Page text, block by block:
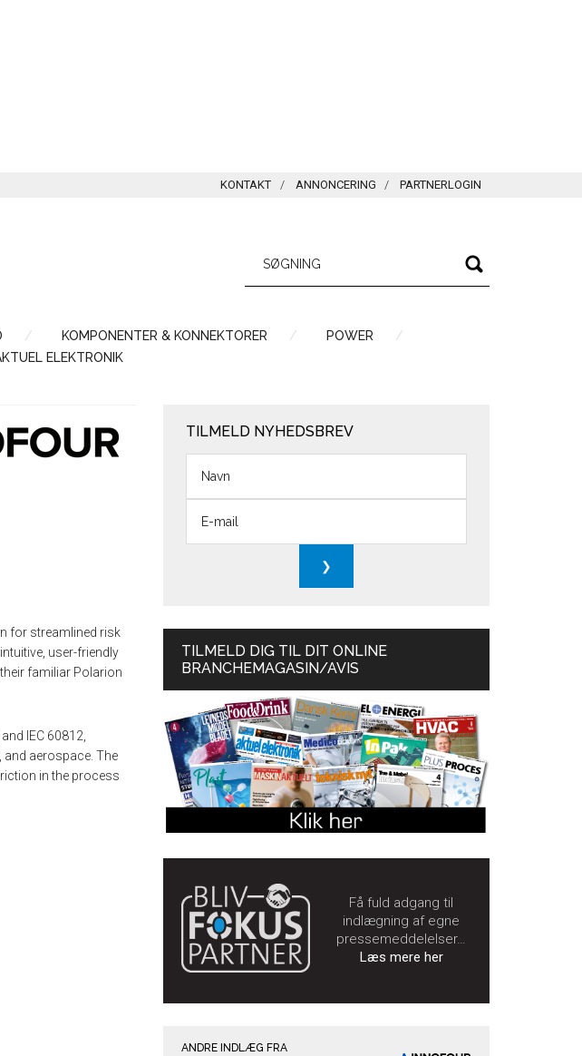
KONTAKT ANNONCERING PARTNERLOGIN
KOMPONENTER & KONNEKTORER
POWER
ELEKTRONIK
for streamlined risk
user-friendly
familiar Polarion
IEC 60812,
and aerospace. The
in the process
TILMELD NYHEDSBREV
TILMELD DIG TIL DIT ONLINE
BRANCHEMAGASIN/AVIS
Få fuld adgang til
indlægning af egne
pressemeddelelser…
Læs mere her
ANDRE INDLÆG FRA